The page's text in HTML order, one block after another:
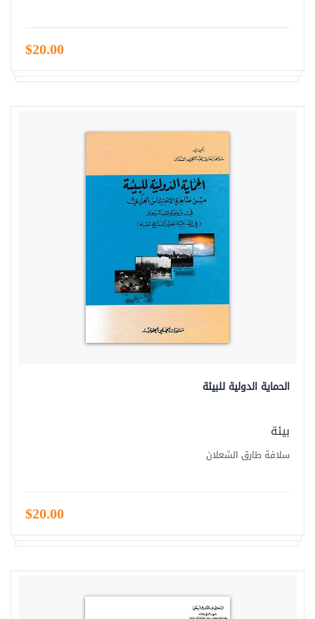
$20.00
الحماية الدولية للبيئة
بيئة
سلافة طارق الشعلان
$20.00